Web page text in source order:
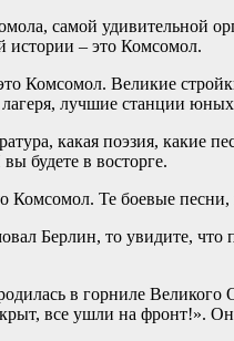
самой удивительной
истории – это Комсомол.
Комсомол. Великие
лучшие станции юных
какая поэзия, какие
будете в восторге.
Те боевые
Берлин, то увидите,
в горниле
все ушли на фронт!».